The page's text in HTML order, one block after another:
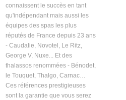
connaissent le succès en tant
qu'indépendant mais aussi les
équipes des spas les plus
réputés de France depuis 23 ans
- Caudalie, Novotel, Le Ritz,
George V, Nuxe... Et des
thalassos renommées - Bénodet,
le Touquet, Thalgo, Carnac…
Ces références prestigieuses
sont la garantie que vous serez